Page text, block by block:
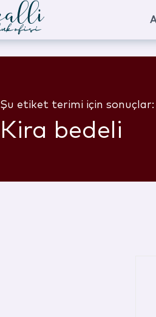
Şu etiket terimi için sonuçlar:
Kira bedeli